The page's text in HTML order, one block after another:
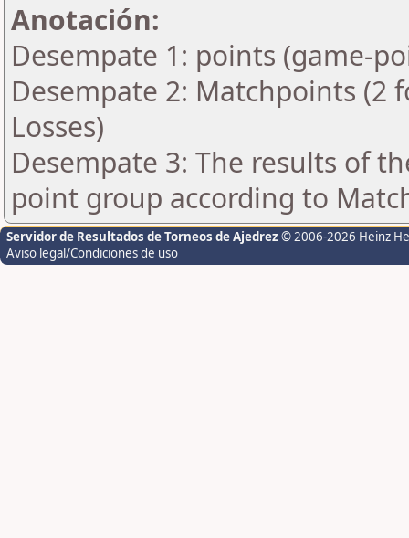
Anotación:
Desempate 1: points (game-
Desempate 2: Matchpoints (2
Losses)
Desempate 3: The results of
point group according to
Servidor de Resultados de Torneos de Ajedrez © 2006-2026 Heinz
Aviso legal/Condiciones de uso